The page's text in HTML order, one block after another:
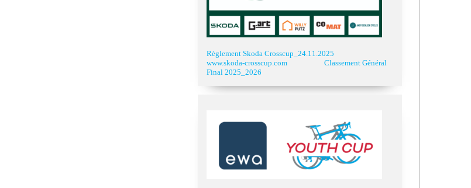
Règlement Skoda Crosscup_24.11.2025
www.skoda-crosscup.com
Classement Général
Final 2025_2026